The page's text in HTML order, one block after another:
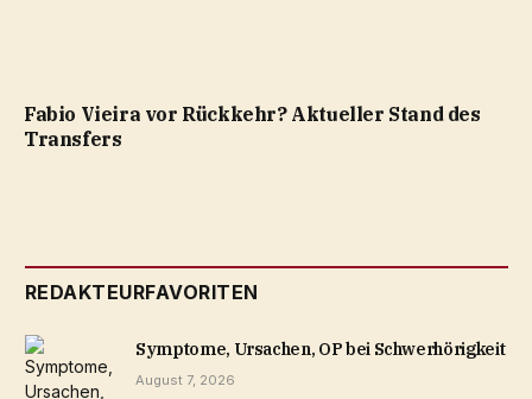
Fabio Vieira vor Rückkehr? Aktueller Stand des
Transfers
REDAKTEURFAVORITEN
Symptome, Ursachen, OP bei Schwerhörigkeit
August 7, 2026